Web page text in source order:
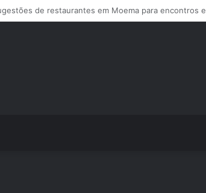
de treino personalizado crescem no Brasil e